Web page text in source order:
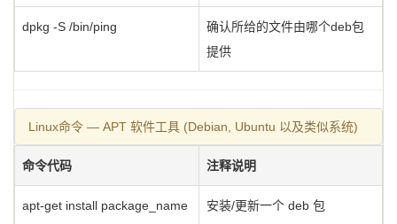
dpkg -S /bin/ping
确认所给的文件由哪个deb包
提供
Linux命令 — APT 软件工具 (Debian, Ubuntu 以及类似系统)
命令代码 注释说明
apt-get install package_name 安装/更新一个 deb 包